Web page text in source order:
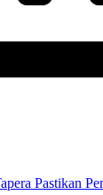
Pastikan